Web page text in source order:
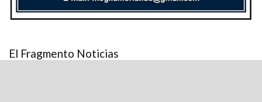
El Fragmento Noticias